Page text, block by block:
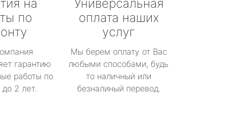
на
по
гарантию
работы по
2 лет.
Универсальная
оплата наших
услуг
Мы берем оплату от Вас
любыми способами, будь
то наличный или
безналиный перевод.